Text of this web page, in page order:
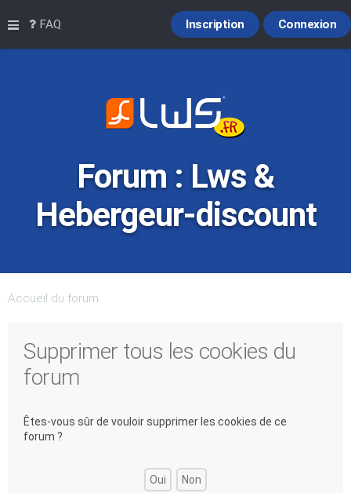
Raccourcis
FAQ Connexion
Inscription
Forum : Lws &
Hebergeur-discount
Accueil du forum
Supprimer tous les cookies du
forum
Êtes-vous sûr de vouloir supprimer les cookies de ce
forum ?